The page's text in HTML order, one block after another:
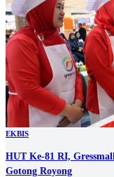
EKBIS
HUT Ke-81 RI,
Gotong Royong